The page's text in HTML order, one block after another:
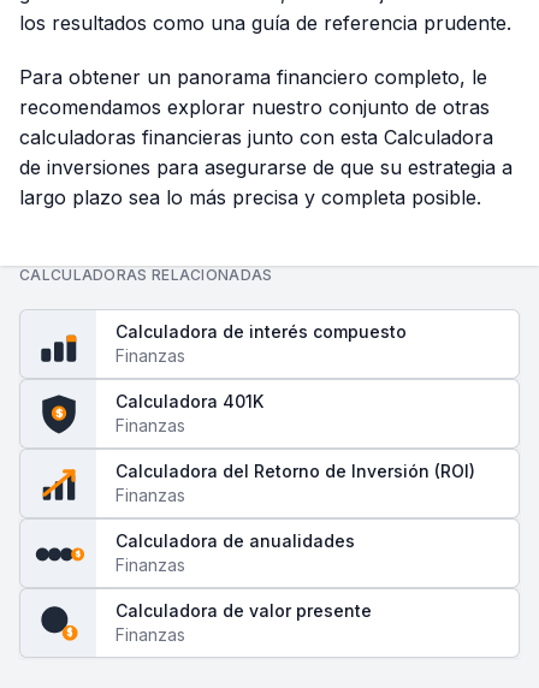
los resultados como una guía de referencia prudente.
Para obtener un panorama financiero completo, le
recomendamos explorar nuestro conjunto de otras
calculadoras financieras junto con esta Calculadora
de inversiones para asegurarse de que su estrategia a
largo plazo sea lo más precisa y completa posible.
CALCULADORAS RELACIONADAS
Calculadora de interés compuesto
Finanzas
$
Calculadora 401K
Finanzas
Calculadora del Retorno de Inversión (ROI)
Finanzas
$
Calculadora de anualidades
Finanzas
$
Calculadora de valor presente
Finanzas